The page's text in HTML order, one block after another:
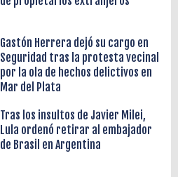
Gastón Herrera dejó su cargo en
Seguridad tras la protesta vecinal
por la ola de hechos delictivos en
Mar del Plata
Tras los insultos de Javier Milei,
Lula ordenó retirar al embajador
de Brasil en Argentina